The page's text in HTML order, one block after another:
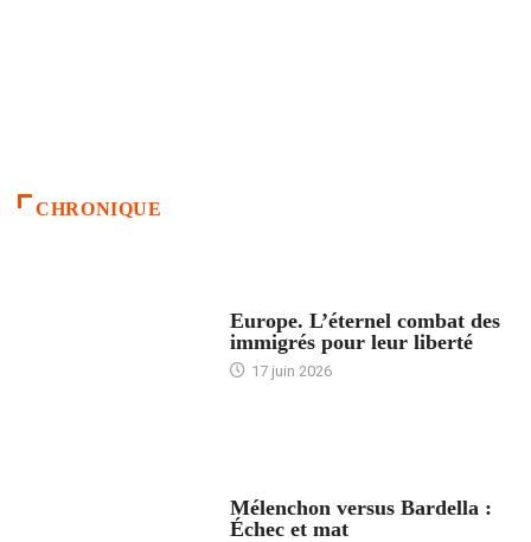
CHRONIQUE
Europe. L’éternel combat des
immigrés pour leur liberté
17 juin 2026
Mélenchon versus Bardella :
Échec et mat